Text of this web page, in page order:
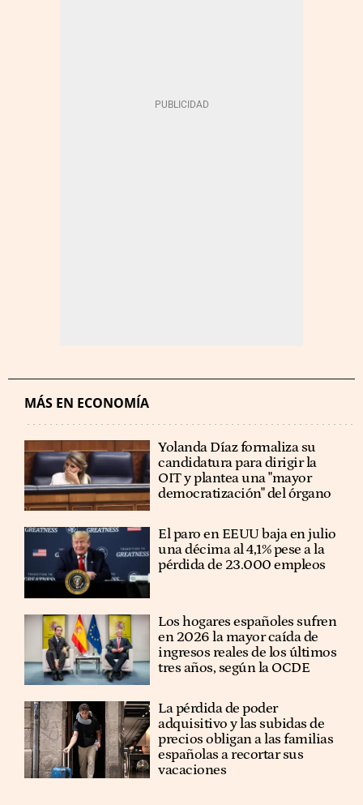
MÁS EN ECONOMÍA
Yolanda Díaz formaliza su
candidatura para dirigir la
OIT y plantea una "mayor
democratización" del órgano
El paro en EEUU baja en julio
una décima al 4,1% pese a la
pérdida de 23.000 empleos
Los hogares españoles sufren
en 2026 la mayor caída de
ingresos reales de los últimos
tres años, según la OCDE
La pérdida de poder
adquisitivo y las subidas de
precios obligan a las familias
españolas a recortar sus
vacaciones